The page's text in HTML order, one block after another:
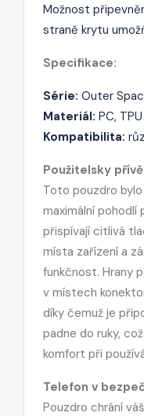
Možnost
straně krytu
Specifikace:
Série: Outer
Materiál: PC, TPU
Kompatibilita:
Použitelsky
Toto pouzdro
maximální pohodlí
přispívají citlivá
místa zařízení a
funkčnost. Hrany
v místech
díky čemuž je
padne do ruky,
komfort při
Telefon v
Pouzdro chrání